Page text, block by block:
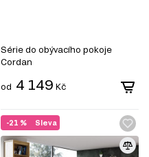
Série do obývacího pokoje
Cordan
od 4 149 Kč
Sleva
-21 %